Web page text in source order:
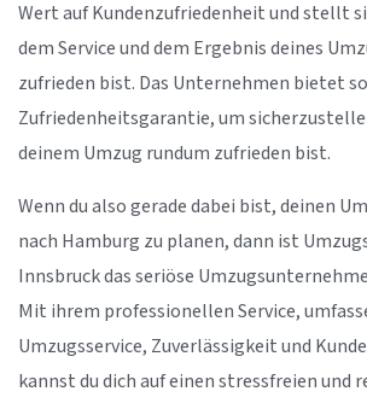
Wert auf Kundenzufriedenheit und stellt
dem Service und dem Ergebnis deines
zufrieden bist. Das Unternehmen bietet
Zufriedenheitsgarantie, um
deinem Umzug rundum zufrieden bist.
Wenn du also gerade dabei bist, deinen
nach Hamburg zu planen, dann ist
Innsbruck das seriöse
Mit ihrem professionellen Service,
Umzugsservice, Zuverlässigkeit und
kannst du dich auf einen stressfreien und